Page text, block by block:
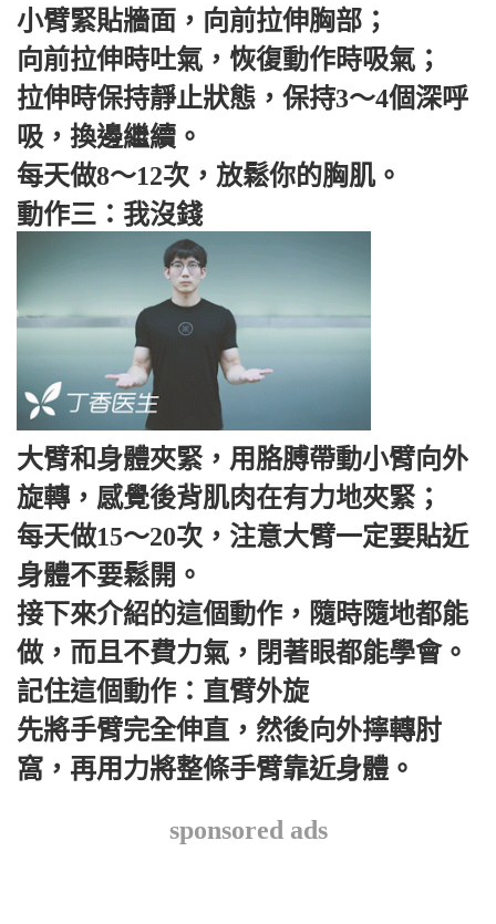
小臂緊貼牆面，向前拉伸胸部；
向前拉伸時吐氣，恢復動作時吸氣；
拉伸時保持靜止狀態，保持3～4個深呼
吸，換邊繼續。
每天做8～12次，放鬆你的胸肌。
動作三：我沒錢
大臂和身體夾緊，用胳膊帶動小臂向外
旋轉，感覺後背肌肉在有力地夾緊；
每天做15～20次，注意大臂一定要貼近
身體不要鬆開。
接下來介紹的這個動作，隨時隨地都能
做，而且不費力氣，閉著眼都能學會。
記住這個動作：直臂外旋
先將手臂完全伸直，然後向外擰轉肘
窩，再用力將整條手臂靠近身體。
sponsored ads